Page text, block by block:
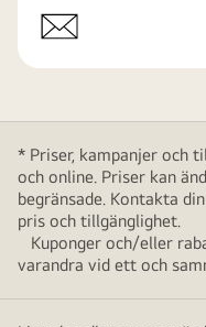
* Priser, kampanjer och
och online. Priser kan
begränsade. Kontakta
pris och tillgänglighet.
Kuponger och/eller
varandra vid ett och